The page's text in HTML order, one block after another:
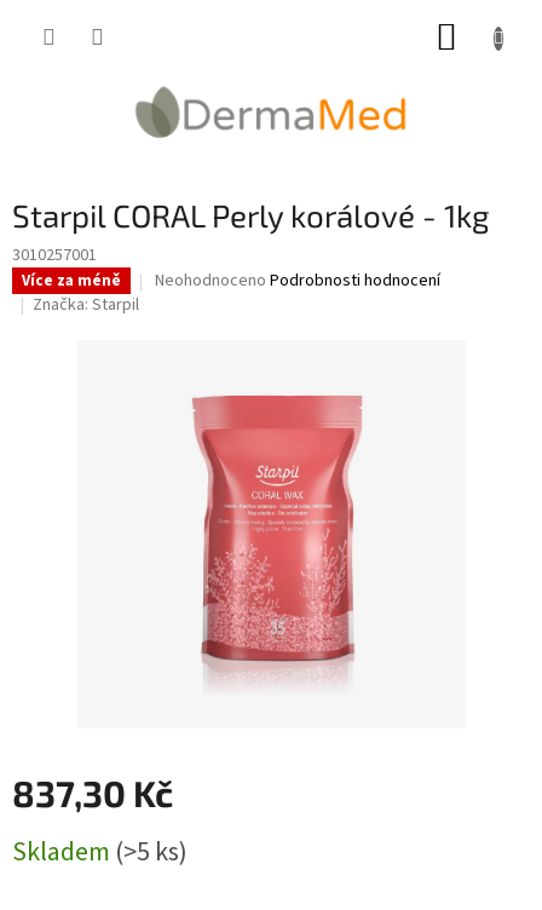
Starpil CORAL Perly korálové - 1kg
3010257001
Více za méně
Průměrné
hvězdiček.
Neohodnoceno Podrobnosti hodnocení
Značka: Starpil
837,30 Kč
cena:
Skladem (>5 ks)